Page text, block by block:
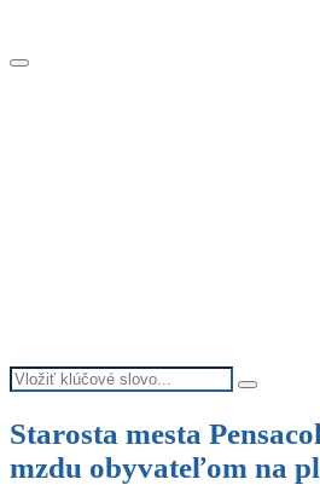
Primary
Search
for:
Search
Starosta mesta
mzdu obyvateľom na